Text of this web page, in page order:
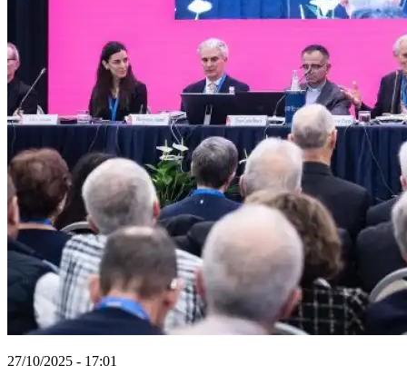
27/10/2025 - 17:01